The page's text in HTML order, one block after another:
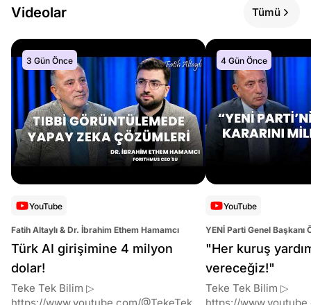
Videolar Tümü
3 Gün Önce
YouTube
Fatih Altaylı & Dr. İbrahim Ethem Hamamcı
Türk AI girişimine 4 milyon
dolar!
Teke Tek Bilim ▷
4 Gün Önce
YouTube
YENİ Parti Genel Başkanı
Altaylı
"Her kuruş
vereceğiz!"
Teke Tek Bilim ▷